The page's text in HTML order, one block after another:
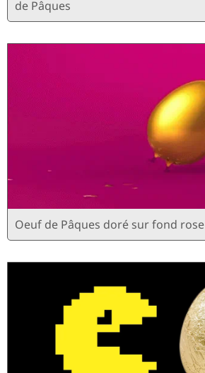
de Pâques
Oeuf de Pâques doré sur fond rose